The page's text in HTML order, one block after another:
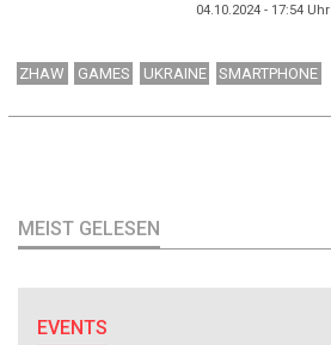
04.10.2024 - 17:54Uhr
ZHAW GAMES UKRAINE SMARTPHONE
MEIST GELESEN
EVENTS